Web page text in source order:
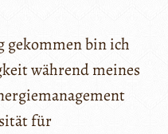
gekommen bin ich
während meines
für